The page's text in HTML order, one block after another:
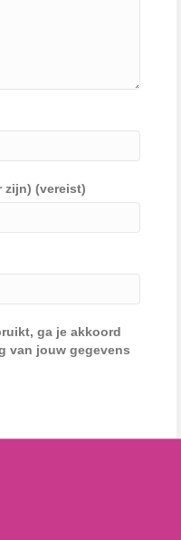
zijn) (vereist)
ga je akkoord
van jouw gegevens